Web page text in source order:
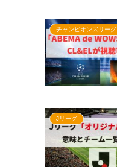
チャンピオンズリーグ
Jリーグ